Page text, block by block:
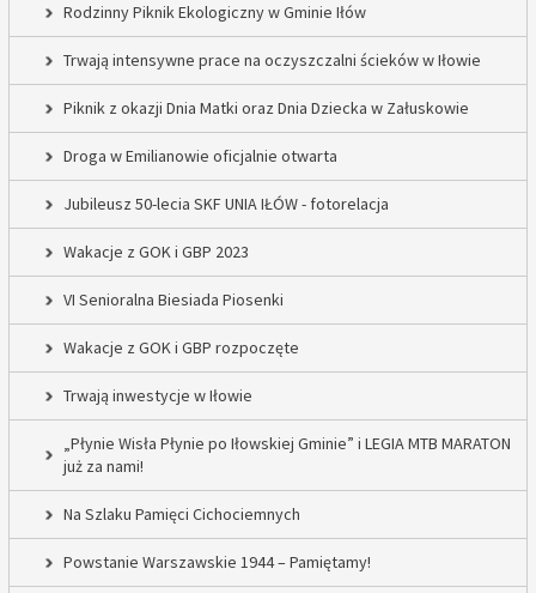
Rodzinny Piknik Ekologiczny w Gminie Iłów
Trwają intensywne prace na oczyszczalni ścieków w Iłowie
Piknik z okazji Dnia Matki oraz Dnia Dziecka w Załuskowie
Droga w Emilianowie oficjalnie otwarta
Jubileusz 50-lecia SKF UNIA IŁÓW - fotorelacja
Wakacje z GOK i GBP 2023
VI Senioralna Biesiada Piosenki
Wakacje z GOK i GBP rozpoczęte
Trwają inwestycje w Iłowie
„Płynie Wisła Płynie po Iłowskiej Gminie” i LEGIA MTB MARATON
już za nami!
Na Szlaku Pamięci Cichociemnych
Powstanie Warszawskie 1944 – Pamiętamy!